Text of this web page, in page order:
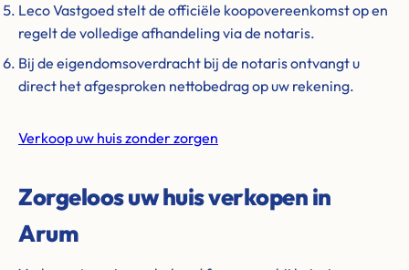
Leco Vastgoed stelt de officiële koopovereenkomst op en
regelt de volledige afhandeling via de notaris.
Bij de eigendomsoverdracht bij de notaris ontvangt u
direct het afgesproken nettobedrag op uw rekening.
Verkoop uw huis zonder zorgen
Zorgeloos uw huis verkopen in
Arum